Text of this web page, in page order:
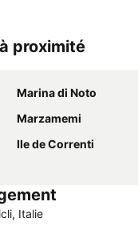
proximité
Marina di Noto
Marzamemi
Ile de Correnti
Italie